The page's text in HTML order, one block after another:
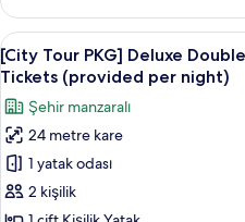
(provided
per
night)
için
tüm
fotoğrafları
görün
Hollywood
Double
-
2
Balloon
City
Tour
Tickets
(provided
[City
Tour
PKG]
Deluxe
Double
-
2
8
[City Tour PKG] Deluxe
Tickets (provided per night)
Şehir manzaralı
24 metre kare
1 yatak odası
2 kişilik